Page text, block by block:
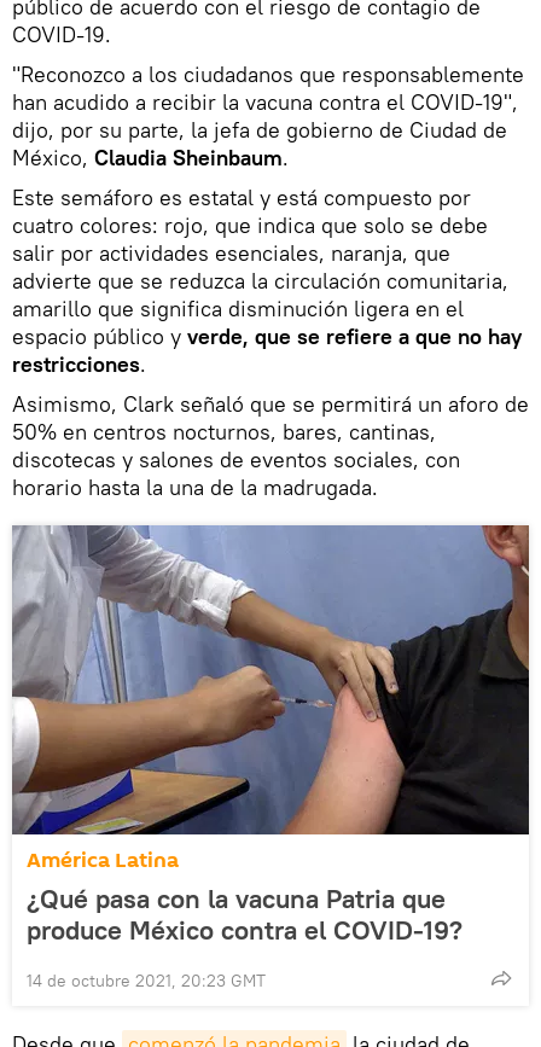
público de acuerdo con el riesgo de contagio de
COVID-19.
"Reconozco a los ciudadanos que responsablemente
han acudido a recibir la vacuna contra el COVID-19",
dijo, por su parte, la jefa de gobierno de Ciudad de
México, Claudia Sheinbaum.
Este semáforo es estatal y está compuesto por
cuatro colores: rojo, que indica que solo se debe
salir por actividades esenciales, naranja, que
advierte que se reduzca la circulación comunitaria,
amarillo que significa disminución ligera en el
espacio público y verde, que se refiere a que no hay
restricciones.
Asimismo, Clark señaló que se permitirá un aforo de
50% en centros nocturnos, bares, cantinas,
discotecas y salones de eventos sociales, con
horario hasta la una de la madrugada.
América Latina
¿Qué pasa con la vacuna Patria que
produce México contra el COVID-19?
14 de octubre 2021, 20:23 GMT